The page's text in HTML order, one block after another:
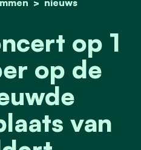
op 1
op de
van